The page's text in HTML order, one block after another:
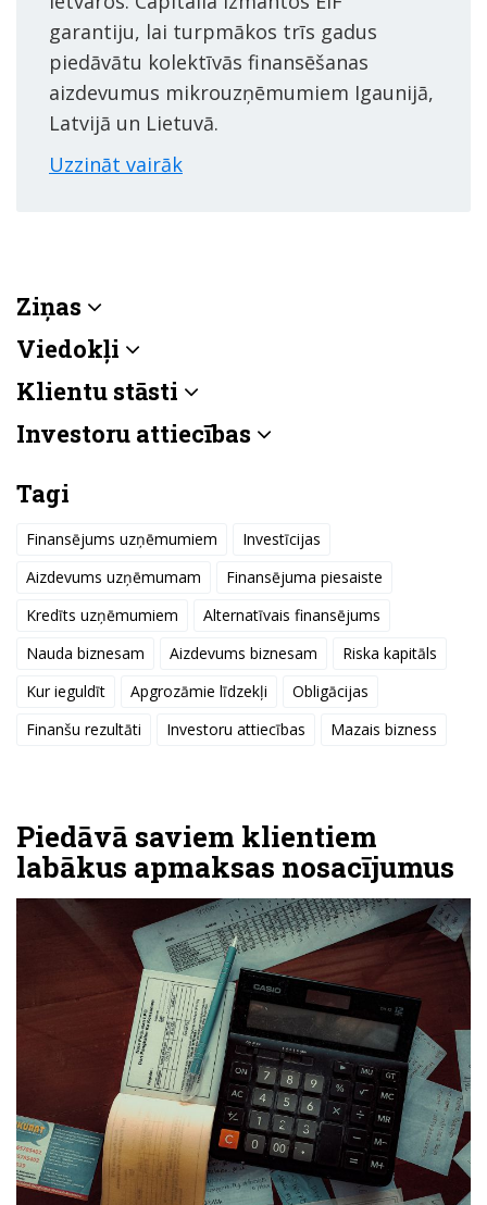
garantiju, lai turpmākos trīs gadus
piedāvātu kolektīvās finansēšanas
aizdevumus mikrouzņēmumiem Igaunijā,
Latvijā un Lietuvā.
Uzzināt vairāk
Piedāvā saviem klientiem
labākus apmaksas nosacījumus
Ziņas
Viedokļi
Klientu stāsti
Investoru attiecības
Tagi
Finansējums uzņēmumiem
Investīcijas
Aizdevums uzņēmumam
Finansējuma piesaiste
Kredīts uzņēmumiem
Alternatīvais finansējums
Nauda biznesam
Aizdevums biznesam
Riska kapitāls
Kur ieguldīt
Apgrozāmie līdzekļi
Obligācijas
Finanšu rezultāti
Investoru attiecības Mazais bizness